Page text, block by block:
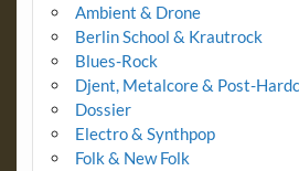
Ambient & Drone
Berlin School & Krautrock
Blues-Rock
Djent, Metalcore & Post-
Dossier
Electro & Synthpop
Folk & New Folk